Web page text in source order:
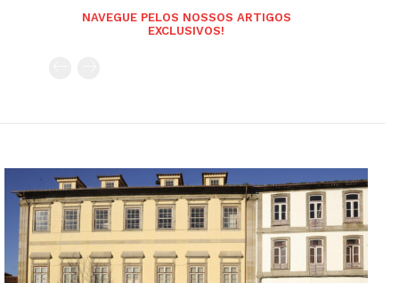
NAVEGUE PELOS NOSSOS ARTIGOS
EXCLUSIVOS!